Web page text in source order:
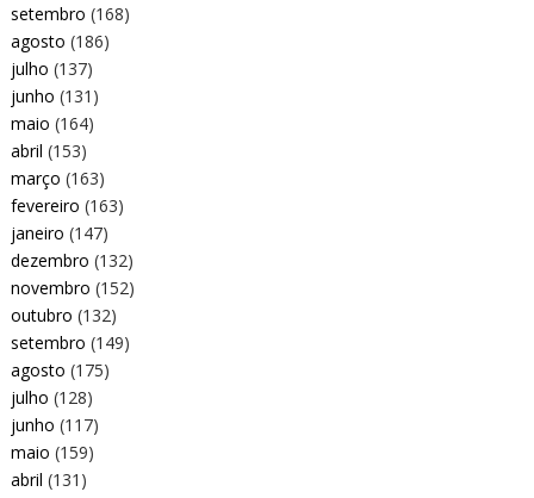
setembro (168)
agosto (186)
julho (137)
junho (131)
maio (164)
abril (153)
março (163)
fevereiro (163)
janeiro (147)
dezembro (132)
novembro (152)
outubro (132)
setembro (149)
agosto (175)
julho (128)
junho (117)
maio (159)
abril (131)